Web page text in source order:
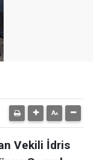
Vekili İdris